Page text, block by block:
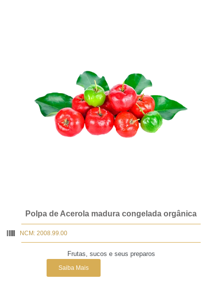
Polpa de Acerola madura congelada orgânica
NCM: 2008.99.00
Frutas, sucos e seus preparos
Saiba Mais